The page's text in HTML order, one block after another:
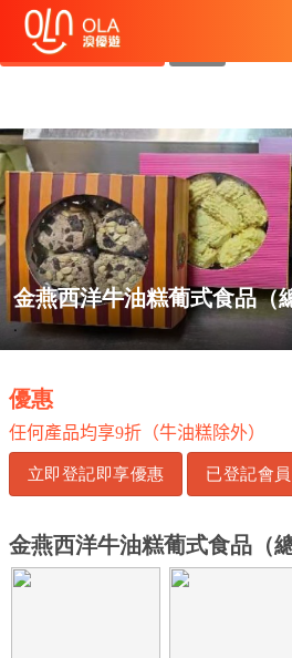
領取每日優惠券
查看`我的優惠記錄`
金燕西洋牛油糕葡式食品（
.
優惠
任何產品均享9折（牛油糕除外）
立即登記即享優惠 已登記會員
金燕西洋牛油糕葡式食品（